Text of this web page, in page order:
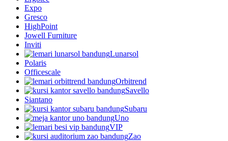
Expo
Gresco
HighPoint
Jowell Furniture
Inviti
Lunarsol
Polaris
Officescale
Orbitrend
Savello
Siantano
Subaru
Uno
VIP
Zao